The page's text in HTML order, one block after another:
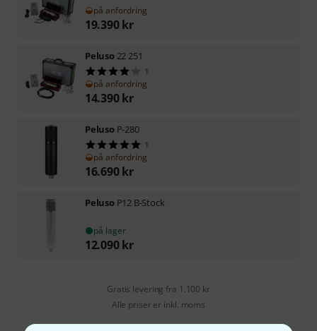
på anfordring
19.390 kr
Peluso 22 251
1
på anfordring
14.390 kr
Peluso P-280
1
på anfordring
16.690 kr
Peluso P12 B-Stock
på lager
12.090 kr
Gratis levering fra 1.100 kr
Alle priser er inkl. moms